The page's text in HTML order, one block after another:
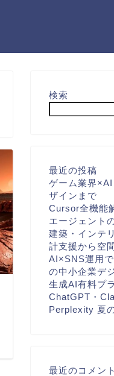
検索
最近の投稿
ゲーム業界
ザインまで
Cursor全機能
エージェント
建築・インテ
計支援から空
AI×SNS運用
の中小企業デ
生成AI有料プ
ChatGPT・
Perplexity 夏
最近のコメント